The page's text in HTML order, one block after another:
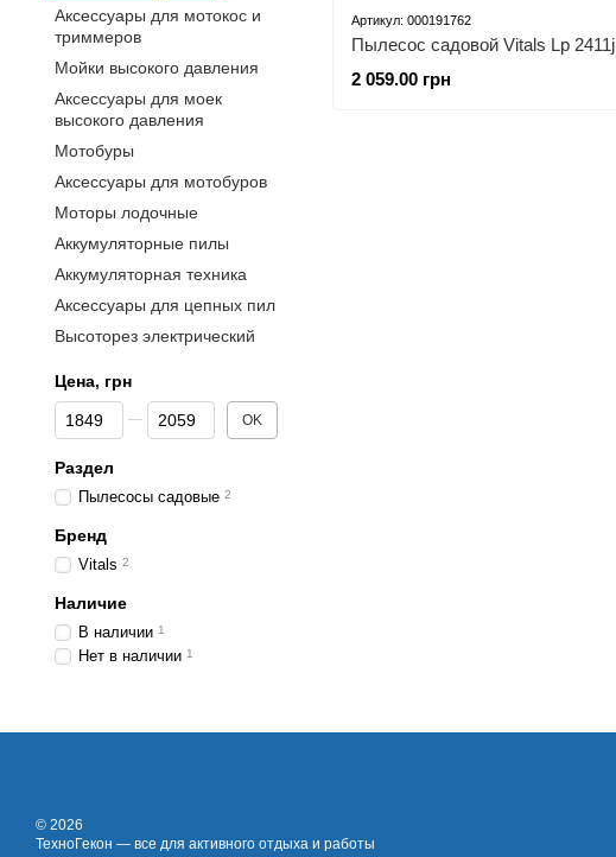
Артикул: 000191762
Пылесос садовой Vitals Lp 2411j
2 059.00 грн
Аксессуары для мотокос и
триммеров
Мойки высокого давления
Аксессуары для моек
высокого давления
Мотобуры
Аксессуары для мотобуров
Моторы лодочные
Аккумуляторные пилы
Аккумуляторная техника
Аксессуары для цепных пил
Высоторез электрический
Цена, грн
От Цена, грн
До Цена, грн OK
Раздел
Пылесосы садовые 2
Бренд
Vitals 2
Наличие
В наличии 1
Нет в наличии 1
© 2026
ТехноГекон — все для активного отдыха и работы